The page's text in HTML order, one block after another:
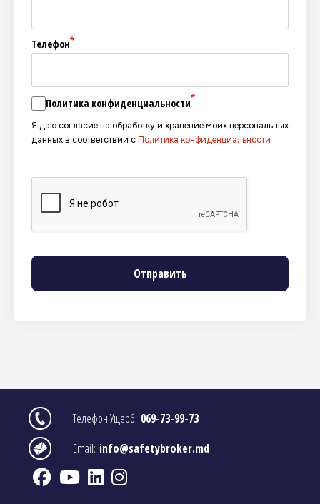
Телефон
Политика конфиденциальности
Я даю согласие на обработку и хранение моих персональных
данных в соответствии с Политика конфиденциальности
Image Телефон Ущерб: 069-73-99-73
Image Email: info@safetybroker.md